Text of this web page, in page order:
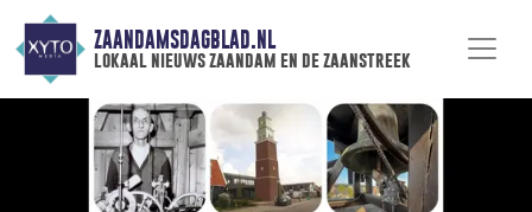
ZAANDAMSDAGBLAD.NL
lokaal nieuws zaandam en de zaanstreek